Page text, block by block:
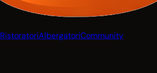
RistoratoriAlbergatoriCommunity